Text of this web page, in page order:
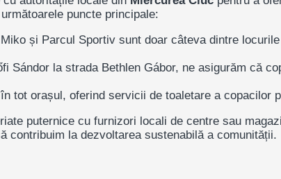
puncte principale:
și Parcul Sportiv sunt doar câteva dintre
Sándor la strada Bethlen Gábor, ne asigurăm că
tot orașul, oferind servicii de toaletare a copacilor
puternice cu furnizori locali de centre sau
contribuim la dezvoltarea sustenabilă a comunității.